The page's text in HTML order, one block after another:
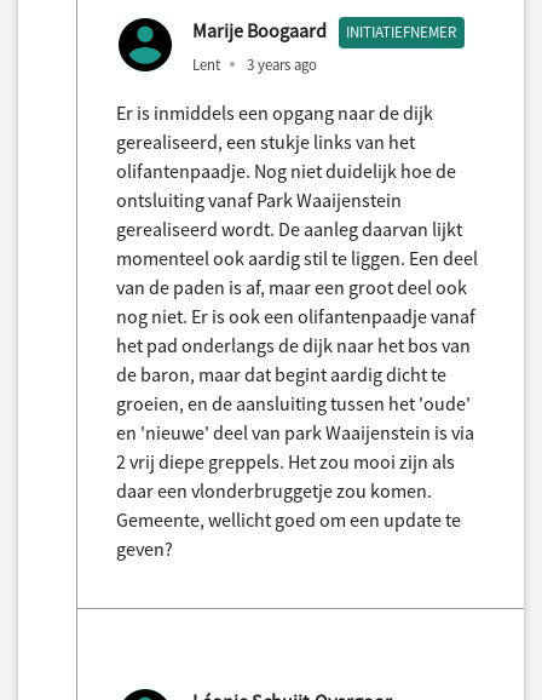
Marije Boogaard INITIATIEFNEMER
Lent 3 years ago
Er is inmiddels een opgang naar de dijk
gerealiseerd, een stukje links van het
olifantenpaadje. Nog niet duidelijk hoe de
ontsluiting vanaf Park Waaijenstein
gerealiseerd wordt. De aanleg daarvan lijkt
momenteel ook aardig stil te liggen. Een deel
van de paden is af, maar een groot deel ook
nog niet. Er is ook een olifantenpaadje vanaf
het pad onderlangs de dijk naar het bos van
de baron, maar dat begint aardig dicht te
groeien, en de aansluiting tussen het 'oude'
en 'nieuwe' deel van park Waaijenstein is via
2 vrij diepe greppels. Het zou mooi zijn als
daar een vlonderbruggetje zou komen.
Gemeente, wellicht goed om een update te
geven?